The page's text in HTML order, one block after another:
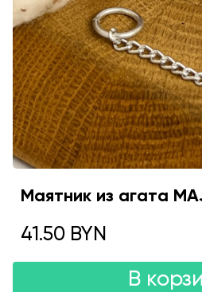
Маятник из агата
41.50 BYN
В